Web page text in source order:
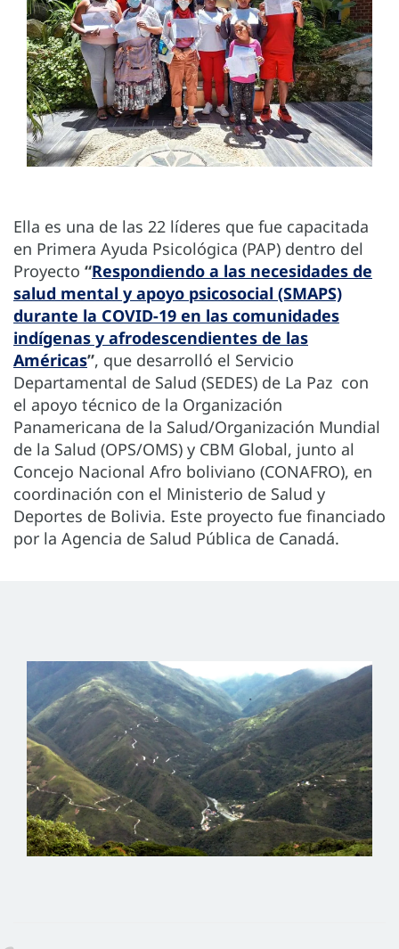
Ella es una de las 22 líderes que fue capacitada
en Primera Ayuda Psicológica (PAP) dentro del
Proyecto “Respondiendo a las necesidades de
salud mental y apoyo psicosocial (SMAPS)
durante la COVID-19 en las comunidades
indígenas y afrodescendientes de las
Américas”, que desarrolló el Servicio
Departamental de Salud (SEDES) de La Paz con
el apoyo técnico de la Organización
Panamericana de la Salud/Organización Mundial
de la Salud (OPS/OMS) y CBM Global, junto al
Concejo Nacional Afro boliviano (CONAFRO), en
coordinación con el Ministerio de Salud y
Deportes de Bolivia. Este proyecto fue financiado
por la Agencia de Salud Pública de Canadá.